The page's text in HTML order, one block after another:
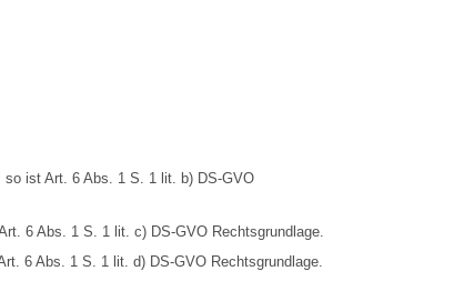
so ist Art. 6 Abs. 1 S. 1 lit. b) DS-GVO
6 Abs. 1 S. 1 lit. c) DS-GVO Rechtsgrundlage.
6 Abs. 1 S. 1 lit. d) DS-GVO Rechtsgrundlage.